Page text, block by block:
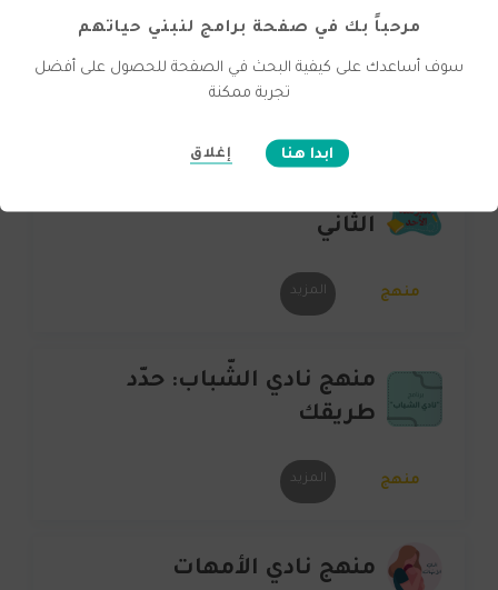
الأول
الثاني
منهج المزيد
منهج نادي الشّباب: حدّد
طريقك
منهج المزيد
منهج نادي الأمهات
مرحباً بك في صفحة برامج لنبني حياتهم
سوف أساعدك على كيفية البحث في الصفحة للحصول على أفضل
تجربة ممكنة
ابدا هنا إغلاق